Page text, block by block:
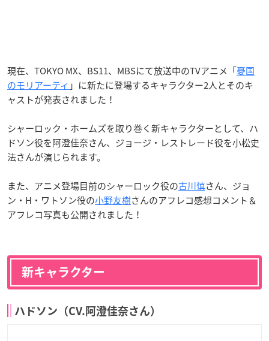
現在、TOKYO MX、BS11、MBSにて放送中のTVアニメ「憂国
のモリアーティ 」に新たに登場するキャラクター2人とそのキ
ャストが発表されました！
シャーロック・ホームズを取り巻く新キャラクターとして、ハ
ドソン役を阿澄佳奈さん、ジョージ・レストレード役を小松史
法さんが演じられます。
また、アニメ登場目前のシャーロック役の古川慎さん、ジョ
ン・H・ワトソン役の小野友樹さんのアフレコ感想コメント＆
アフレコ写真も公開されました！
新キャラクター
ハドソン（CV.阿澄佳奈さん）